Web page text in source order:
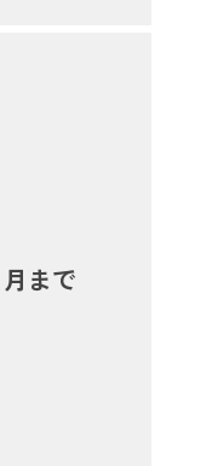
月まで